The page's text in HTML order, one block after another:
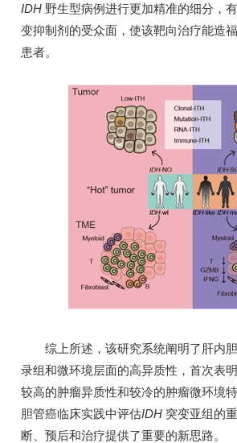
IDH 野生型病例进行更加精准的细分，
变抑制剂的受众面，使该靶向治疗能造
患者。
综上所述，该研究系统阐明了肝内胆
录组和微环境层面的高异质性，首次表明
较高的肿瘤异质性和较冷的肿瘤微环境
胆管癌临床实践中评估IDH 突变亚组的
断、预后和治疗提供了重要的新思路。